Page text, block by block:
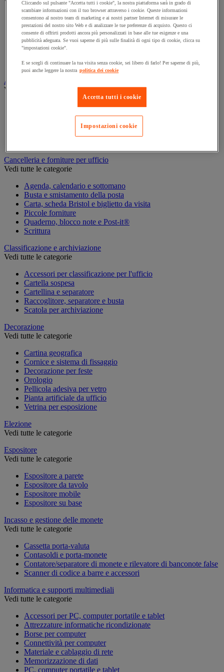
Archiviazione orizzontale
Archiviazione per cartelle sospese
Armadio
Armadio per ufficio
Libreria
Audiovisivi
Vedi tutte le categorie
Attrezzature audio e Hi-Fi
Connessione audio e video
Fotocamera, videocamera e binocolo
Insonorizzazione e registrazione professionali
Cancelleria e forniture per ufficio
Vedi tutte le categorie
Agenda, calendario e sottomano
Busta e smistamento della posta
Carta, scheda Bristol e biglietto da visita
Piccole forniture
Quaderno, blocco note e Post-it®
Scrittura
Classificazione e archiviazione
Vedi tutte le categorie
Accessori per classificazione per l'ufficio
Cartella sospesa
Cartellina e separatore
Raccoglitore, separatore e busta
Scatola per archiviazione
Decorazione
Vedi tutte le categorie
Cartina geografica
Cornice e sistema di fissaggio
Decorazione per feste
Orologio
Pellicola adesiva per vetro
Pianta artificiale da ufficio
Vetrina per esposizione
Elezione
Vedi tutte le categorie
Espositore
Vedi tutte le categorie
Espositore a parete
Espositore da tavolo
Espositore mobile
Espositore su base
Incasso e gestione delle monete
Vedi tutte le categorie
Cassetta porta-valuta
Contasoldi e porta-monete
Contatore/separatore di monete e rilevatore di banconote false
Scanner di codice a barre e accessori
Informatica e supporti multimediali
Vedi tutte le categorie
Accessori per PC, computer portatile e tablet
Attrezzature informatiche ricondizionate
Borse per computer
Connettività per computer
Materiale e cablaggio di rete
Memorizzazione di dati
PC, computer portatile e tablet
Cliccando sul pulsante "Accetta tutti i cookie", la nostra piattaforma sarà in grado di
scambiare informazioni con il tuo browser attraverso i cookie. Queste informazioni
consentono al nostro team di marketing e ai nostri partner Internet di misurare le
prestazioni del nostro sito Web e di analizzare le tue preferenze di acquisto. Questo ci
consente di offrirti prodotti ancora più personalizzati in base alle tue esigenze e una
pubblicità adeguata. Se vuoi saperne di più sulle finalità di ogni tipo di cookie, clicca su
"impostazioni cookie".
E se scegli di continuare la tua visita senza cookie, sei libero di farlo! Per saperne di più,
puoi anche leggere la nostra politica dei cookie
Accetta tutti i cookie
Impostazioni cookie